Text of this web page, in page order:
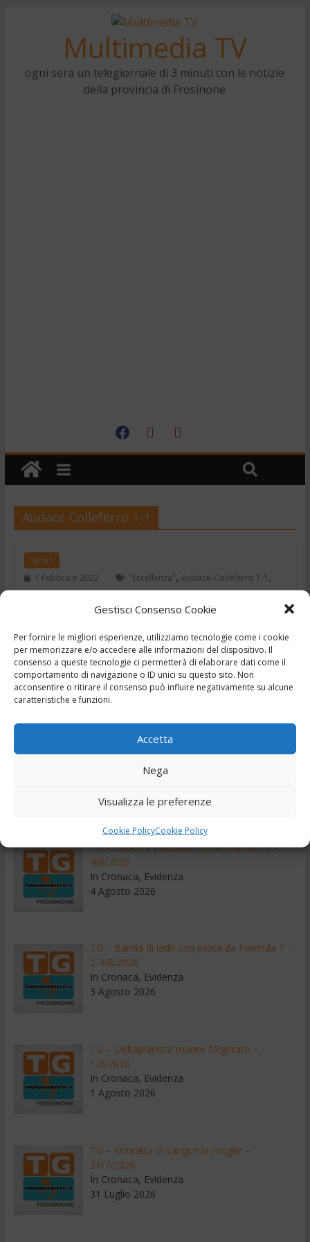
Gestisci Consenso Cookie
Per fornire le migliori esperienze, utilizziamo tecnologie come i cookie
per memorizzare e/o accedere alle informazioni del dispositivo. Il
consenso a queste tecnologie ci permetterà di elaborare dati come il
comportamento di navigazione o ID unici su questo sito. Non
acconsentire o ritirare il consenso può influire negativamente su alcune
caratteristiche e funzioni.
Accetta
Nega
Visualizza le preferenze
Cookie PolicyCookie Policy
Multimedia TV
ogni sera un telegiornale di 3 minuti con le notizie
della provincia di Frosinone
Audace-Colleferro 1-1
Sport
7 Febbraio 2022
"Eccellenza", Audace-Colleferro 1-1 ,
,
Leggi il seguito
TG – Operazione di routine ma gamba
In Cronaca, Evidenza
TG – Suocera irriducibile contro la nuora –
4/8/2026
In Cronaca, Evidenza
4 Agosto 2026
TG – Banda di ladri con pilota da Formula 1 –
2-3/8/2026
In Cronaca, Evidenza
3 Agosto 2026
TG – Deltaplanista muore folgorato –
1/8/2026
In Cronaca, Evidenza
1 Agosto 2026
TG – Imbratta di sangue la moglie –
31/7/2026
In Cronaca, Evidenza
31 Luglio 2026